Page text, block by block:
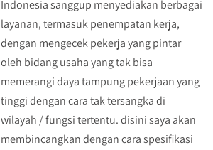
Indonesia sanggup menyediakan berbagai
layanan, termasuk penempatan kerja,
dengan mengecek pekerja yang pintar
oleh bidang usaha yang tak bisa
memerangi daya tampung pekerjaan yang
tinggi dengan cara tak tersangka di
wilayah / fungsi tertentu. disini saya akan
membincangkan dengan cara spesifikasi